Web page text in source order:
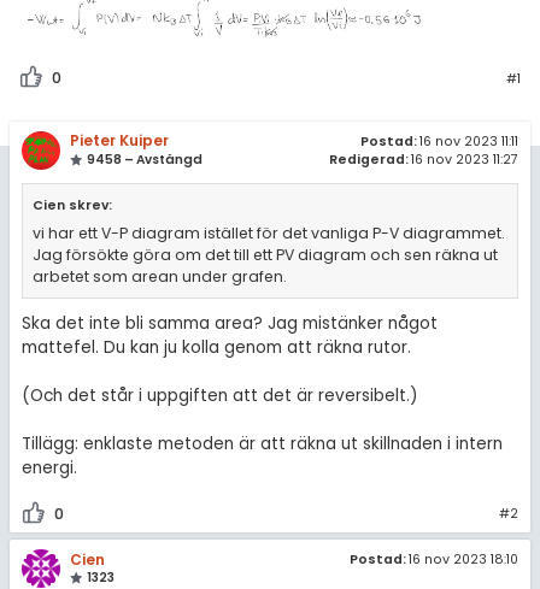
0 #1
Pieter Kuiper
9458 – Avstängd
Postad:16 nov 2023 11:11
Redigerad:16 nov 2023 11:27
Cien skrev:
vi har ett V-P diagram istället för det vanliga P-V diagrammet.
Jag försökte göra om det till ett PV diagram och sen räkna ut
arbetet som arean under grafen.
Ska det inte bli samma area? Jag mistänker något
mattefel. Du kan ju kolla genom att räkna rutor.
(Och det står i uppgiften att det är reversibelt.)
Tillägg: enklaste metoden är att räkna ut skillnaden i intern
energi.
0 #2
Cien
1323
Postad:16 nov 2023 18:10